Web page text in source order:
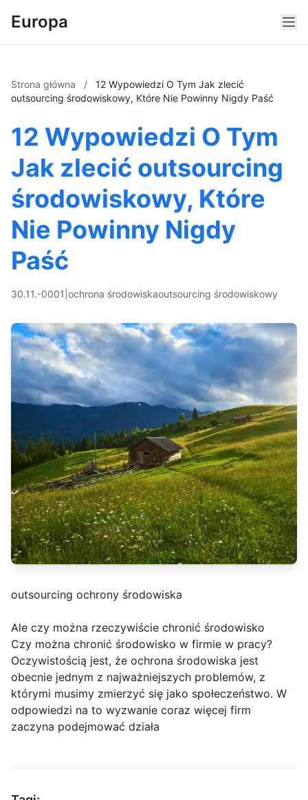
Europa
Strona główna /
12 Wypowiedzi O Tym Jak zlecić
outsourcing środowiskowy, Które Nie Powinny Nigdy Paść
12 Wypowiedzi O Tym
Jak zlecić outsourcing
środowiskowy, Które
Nie Powinny Nigdy
Paść
30.11.-0001 ochrona środowiskaoutsourcing środowiskowy
outsourcing ochrony środowiska
Ale czy można rzeczywiście chronić środowisko
Czy można chronić środowisko w firmie w pracy?
Oczywistością jest, że ochrona środowiska jest
obecnie jednym z najważniejszych problemów, z
którymi musimy zmierzyć się jako społeczeństwo. W
odpowiedzi na to wyzwanie coraz więcej firm
zaczyna podejmować działa